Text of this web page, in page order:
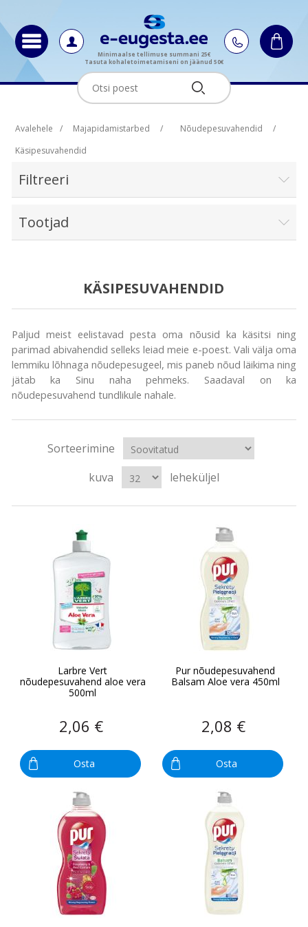
Minimaalse tellimuse summani 25€
Tasuta kohaletoimetamiseni on jäänud 50€
Avalehele / Majapidamistarbed / Nõudepesuvahendid
/
Käsipesuvahendid
Filtreeri
Tootjad
KÄSIPESUVAHENDID
Paljud meist eelistavad pesta oma nõusid ka käsitsi ning
parimad abivahendid selleks leiad meie e-poest. Vali välja oma
lemmiku lõhnaga nõudepesugeel, mis paneb nõud läikima ning
jätab ka Sinu naha pehmeks. Saadaval on ka
nõudepesuvahend tundlikule nahale.
Sorteerimine
kuva
leheküljel
Larbre Vert
nõudepesuvahend aloe vera
500ml
2,06 €
Osta
Pur nõudepesuvahend
Balsam Aloe vera 450ml
2,08 €
Osta